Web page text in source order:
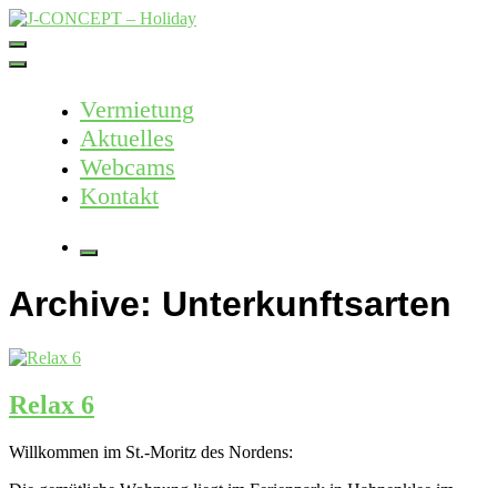
Skip
to
content
Vermietung
Aktuelles
Webcams
Kontakt
More
Archive: Unterkunftsarten
Relax 6
Willkommen im St.-Moritz des Nordens: